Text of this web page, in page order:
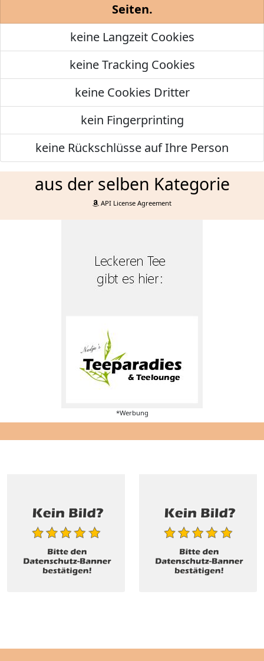
Seiten.
keine Langzeit Cookies
keine Tracking Cookies
keine Cookies Dritter
kein Fingerprinting
keine Rückschlüsse auf Ihre Person
aus der selben Kategorie
API License Agreement
*Werbung